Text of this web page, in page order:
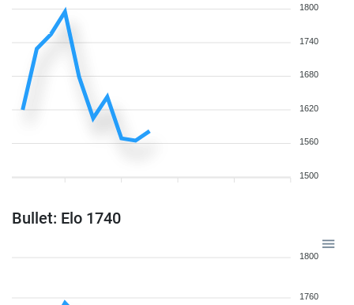
1800
1740
1680
1620
1560
1500
Bullet: Elo 1740
1800
1760